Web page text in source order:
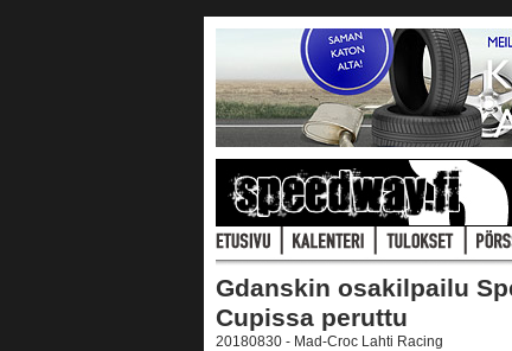
Gdanskin osakilpailu
Cupissa peruttu
20180830 - Mad-Croc Lahti Racing